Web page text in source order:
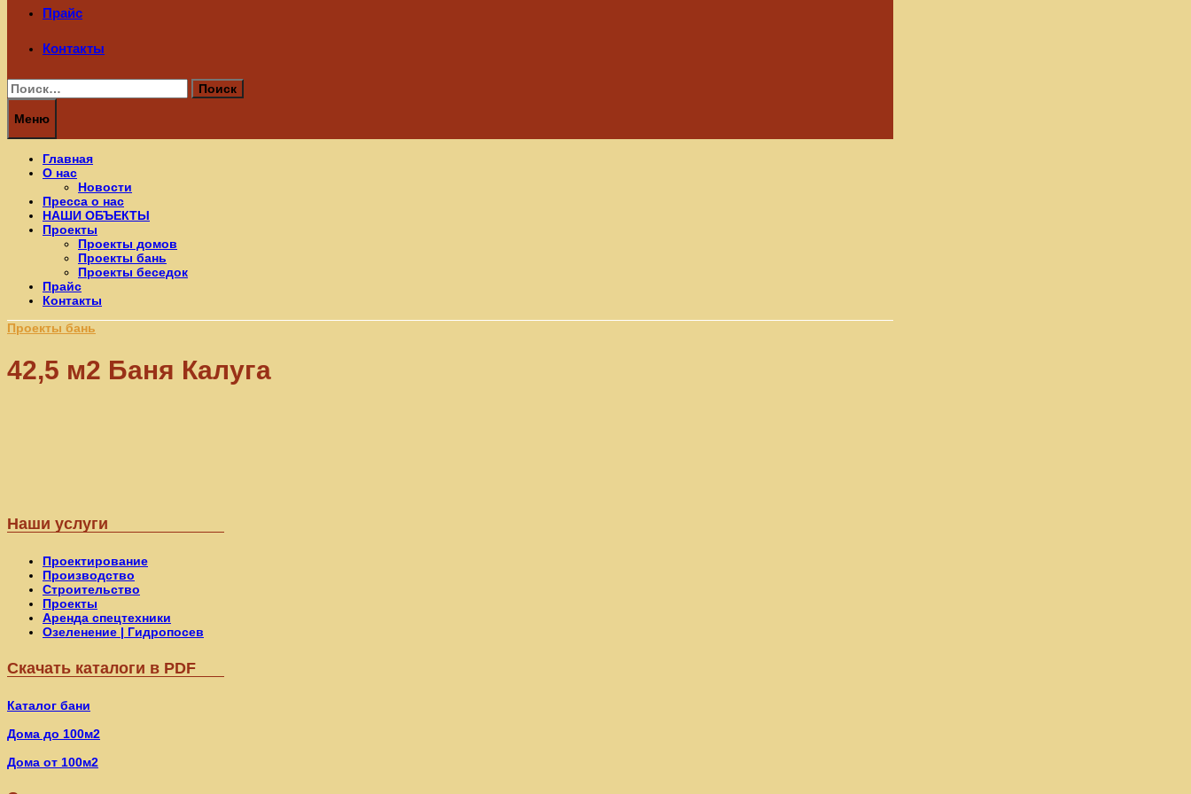
Прайс
Контакты
Найти:
Меню
Главная
О нас
Новости
Пресса о нас
НАШИ ОБЪЕКТЫ
Проекты
Проекты домов
Проекты бань
Проекты беседок
Прайс
Контакты
Проекты бань
42,5 м2 Баня Калуга
Наши услуги
Проектирование
Производство
Строительство
Проекты
Аренда спецтехники
Озеленение | Гидропосев
Скачать каталоги в PDF
Каталог бани
Дома до 100м2
Дома от 100м2